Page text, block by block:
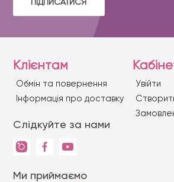
Клієнтам
Обмін та повернення
Iнформація про доставку
Слідкуйте за нами
Ми приймаємо
Увійти